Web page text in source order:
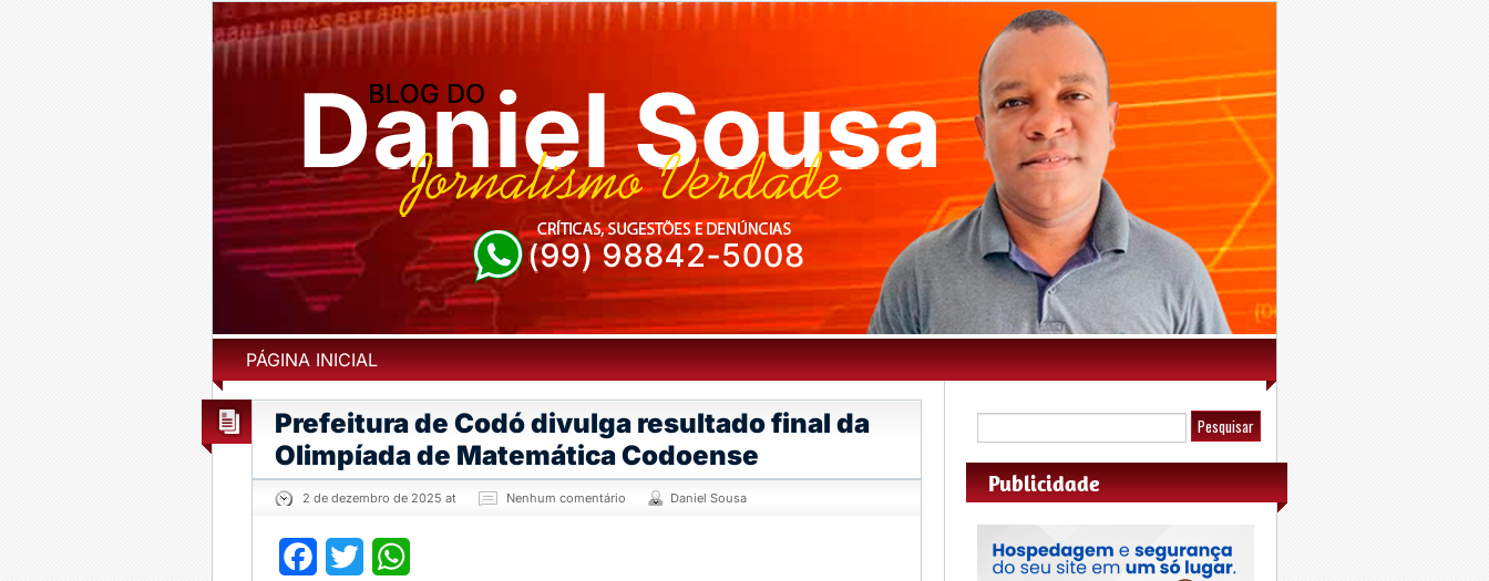
PÁGINA INICIAL
Prefeitura de Codó divulga resultado final da
Olimpíada de Matemática Codoense
2 de dezembro de 2025 at Nenhum comentário Daniel Sousa
Facebook
Twitter
Publicidade